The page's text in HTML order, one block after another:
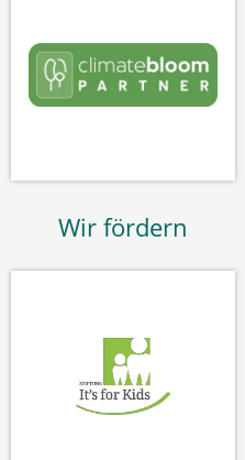
Wir fördern